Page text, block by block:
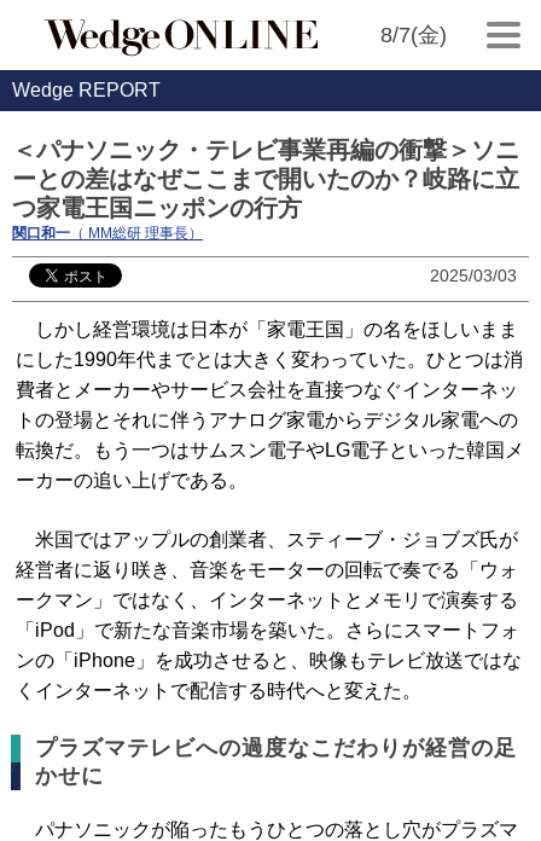
8/7(金)
Wedge REPORT
＜パナソニック・テレビ事業再編の衝撃＞ソニ
ーとの差はなぜここまで開いたのか？岐路に立
つ家電王国ニッポンの行方
関口和一 （ MM総研 理事長）
2025/03/03
しかし経営環境は日本が「家電王国」の名をほしいまま
にした1990年代までとは大きく変わっていた。ひとつは消
費者とメーカーやサービス会社を直接つなぐインターネッ
トの登場とそれに伴うアナログ家電からデジタル家電への
転換だ。もう一つはサムスン電子やLG電子といった韓国メ
ーカーの追い上げである。
米国ではアップルの創業者、スティーブ・ジョブズ氏が
経営者に返り咲き、音楽をモーターの回転で奏でる「ウォ
ークマン」ではなく、インターネットとメモリで演奏する
「iPod」で新たな音楽市場を築いた。さらにスマートフォ
ンの「iPhone」を成功させると、映像もテレビ放送ではな
くインターネットで配信する時代へと変えた。
プラズマテレビへの過度なこだわりが経営の足
かせに
パナソニックが陥ったもうひとつの落とし穴がプラズマ